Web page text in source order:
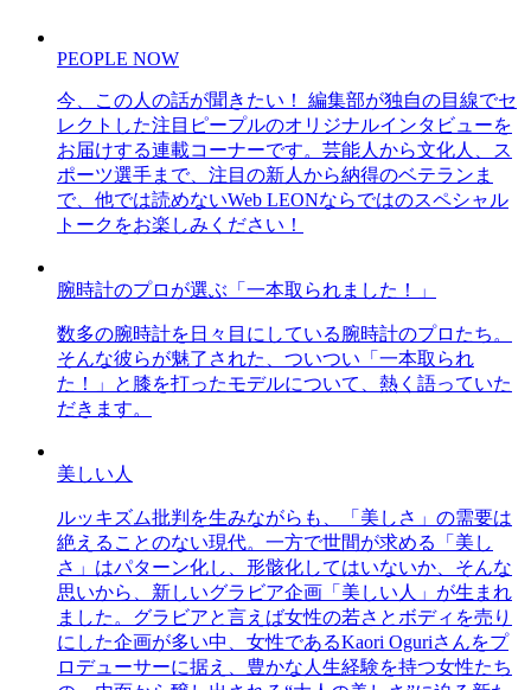
PEOPLE NOW
今、この人の話が聞きたい！ 編集部が独自の目線でセ
レクトした注目ピープルのオリジナルインタビューを
お届けする連載コーナーです。芸能人から文化人、ス
ポーツ選手まで、注目の新人から納得のベテランま
で、他では読めないWeb LEONならではのスペシャル
トークをお楽しみください！
腕時計のプロが選ぶ「一本取られました！」
数多の腕時計を日々目にしている腕時計のプロたち。
そんな彼らが魅了された、ついつい「一本取られ
た！」と膝を打ったモデルについて、熱く語っていた
だきます。
美しい人
ルッキズム批判を生みながらも、「美しさ」の需要は
絶えることのない現代。一方で世間が求める「美し
さ」はパターン化し、形骸化してはいないか、そんな
思いから、新しいグラビア企画「美しい人」が生まれ
ました。グラビアと言えば女性の若さとボディを売り
にした企画が多い中、女性であるKaori Oguriさんをプ
ロデューサーに据え、豊かな人生経験を持つ女性たち